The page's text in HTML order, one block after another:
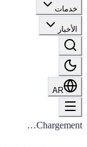
خدمات
الأخبار
AR
Chargement…